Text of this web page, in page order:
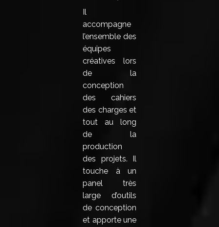
Il
accompagne
l’ensemble des
équipes
créatives lors
de la
conception
des cahiers
des charges et
tout au long
de la
production
des projets. Il
touche à un
panel très
large d’outils
de conception
et apporte une